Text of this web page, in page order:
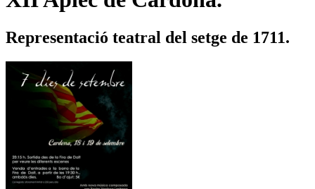
Representació teatral del setge de 1711.